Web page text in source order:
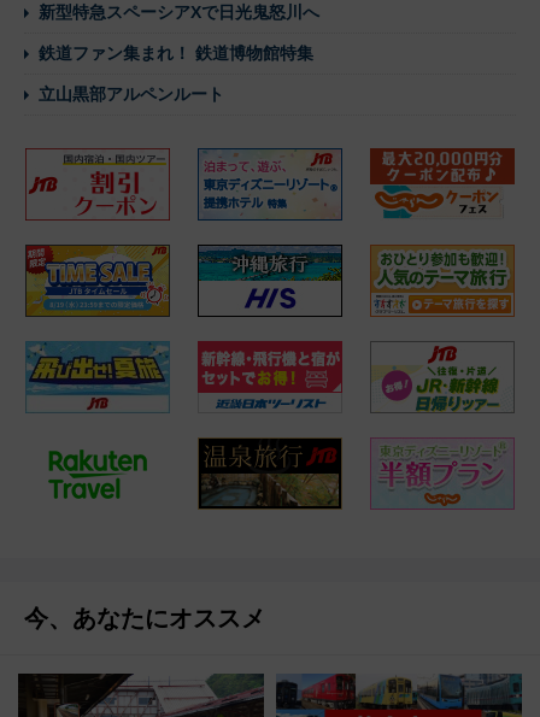
新型特急スペーシアXで日光鬼怒川へ
鉄道ファン集まれ！ 鉄道博物館特集
立山黒部アルペンルート
今、あなたにオススメ